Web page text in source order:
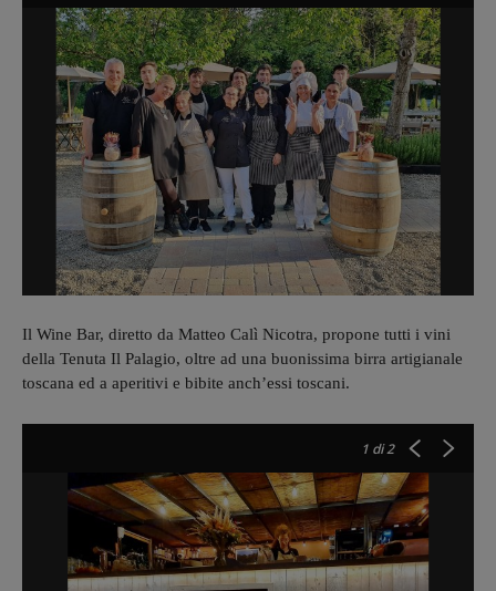
Il Wine Bar, diretto da Matteo Calì Nicotra, propone tutti i vini
della Tenuta Il Palagio, oltre ad una buonissima birra artigianale
toscana ed a aperitivi e bibite anch’essi toscani.
1 di 2